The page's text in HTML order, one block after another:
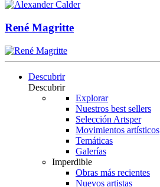
René Magritte
Descubrir
Descubrir
Explorar
Nuestros best sellers
Selección Artsper
Movimientos artísticos
Temáticas
Galerías
Imperdible
Obras más recientes
Nuevos artistas